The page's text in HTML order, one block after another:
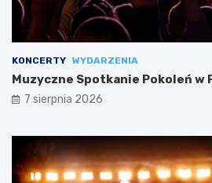
KONCERTY WYDARZENIA
Muzyczne Spotkanie Pokoleń w
7 sierpnia 2026